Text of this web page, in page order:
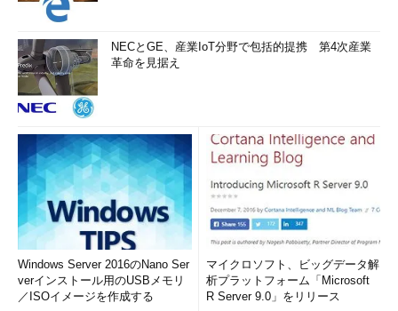
NECとGE、産業IoT分野で包括的提携 第4次産業
革命を見据え
Windows Server 2016のNano Ser
verインストール用のUSBメモリ
／ISOイメージを作成する
マイクロソフト、ビッグデータ解
析プラットフォーム「Microsoft
R Server 9.0」をリリース